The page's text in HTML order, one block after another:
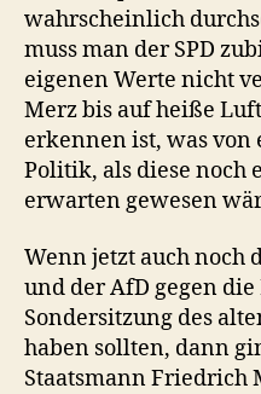
wahrscheinlich
muss man der SPD
eigenen Werte nicht
Merz bis auf heiße
erkennen ist, was von
Politik, als diese noch
erwarten gewesen
Wenn jetzt auch noch
und der AfD gegen
Sondersitzung des
haben sollten, dann
Staatsmann Friedrich